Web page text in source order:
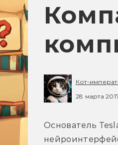
Кот-
28 марта
Основатель